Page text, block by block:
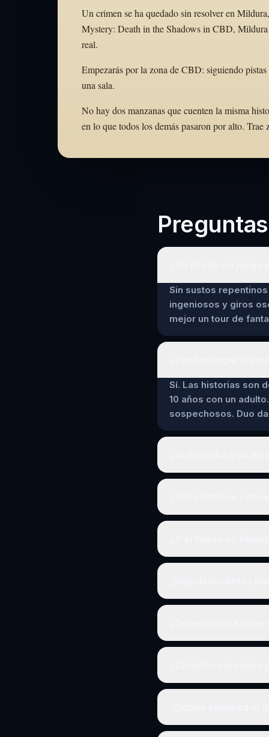
Un crimen se ha quedado sin resolver en
Mystery: Death in the Shadows in CBD, Mildura
real.
Empezarás por la zona de CBD: siguiendo
una sala.
No hay dos manzanas que cuenten la misma
en lo que todos los demás pasaron por alto.
Sin sustos
ingeniosos y giros
mejor un tour de
Sí. Las historias son
10 años con un
sospechosos. Duo